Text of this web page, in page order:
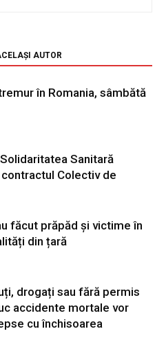
AUTOR
în Romania, sâmbătă
Sanitară
Colectiv de
făcut prăpăd și victime în
din țară
drogați sau fără permis
accidente mortale vor
cu închisoarea